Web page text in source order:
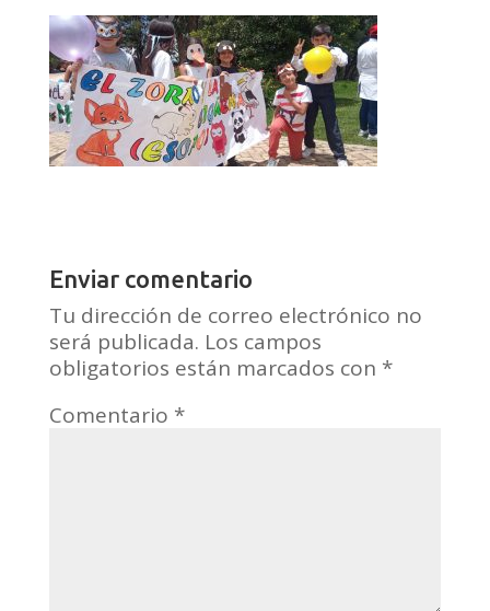
Enviar comentario
Tu dirección de correo electrónico no
será publicada. Los campos
obligatorios están marcados con *
Comentario *